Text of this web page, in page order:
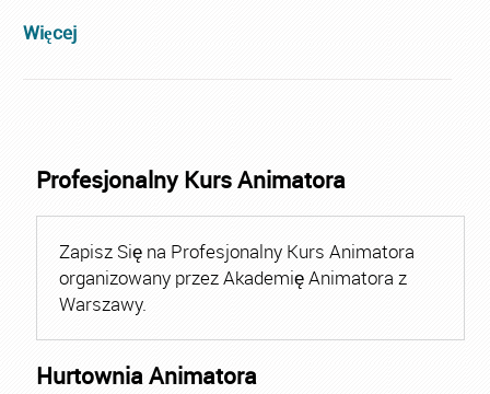
Więcej
Profesjonalny Kurs Animatora
Zapisz Się na Profesjonalny Kurs Animatora
organizowany przez Akademię Animatora z
Warszawy.
Hurtownia Animatora